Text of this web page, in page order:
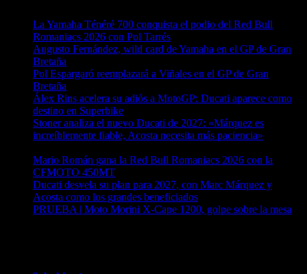
La Yamaha Ténéré 700 conquista el podio del Red Bull
Romaniacs 2026 con Pol Tarrés
Augusto Fernández, wild card de Yamaha en el GP de Gran
Bretaña
Pol Espargaró reemplazará a Viñales en el GP de Gran
Bretaña
Álex Rins acelera su adiós a MotoGP: Ducati aparece como
destino en Superbike
Stoner analiza el nuevo Ducati de 2027: «Márquez es
increíblemente fiable, Acosta necesita más paciencia»
Mario Román gana la Red Bull Romaniacs 2026 con la
CFMOTO 450MT
Ducati desvela su plan para 2027, con Marc Márquez y
Acosta como los grandes beneficiados
PRUEBA | Moto Morini X-Cape 1200, golpe sobre la mesa